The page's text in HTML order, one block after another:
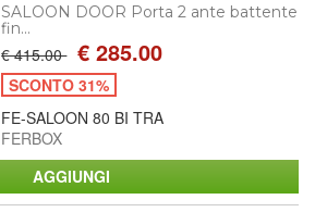
SALOON DOOR Porta 2 ante battente
fin...
€ 415.00 € 285.00
SCONTO 31%
FE-SALOON 80 BI TRA
FERBOX